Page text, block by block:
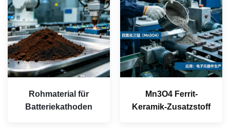
Rohmaterial für
Batteriekathoden
Mn3O4 Ferrit-
Keramik-Zusatzstoff